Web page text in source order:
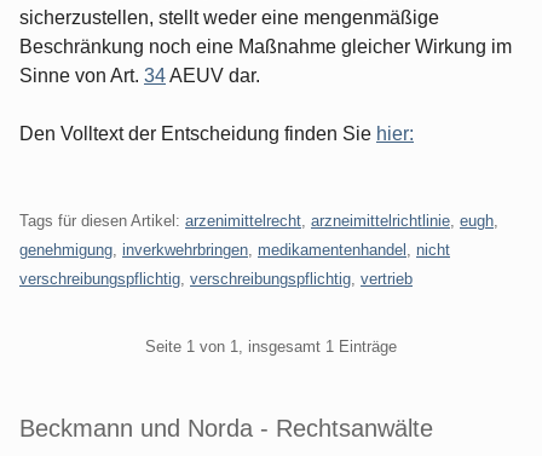
sicherzustellen, stellt weder eine mengenmäßige
Beschränkung noch eine Maßnahme gleicher Wirkung im
Sinne von Art. 34AEUV dar.
Den Volltext der Entscheidung finden Sie hier:
Tags für diesen Artikel: arzenimittelrecht arzneimittelrichtlinie eugh
genehmigung inverkwehrbringen medikamentenhandel
nicht
verschreibungspflichtig verschreibungspflichtig vertrieb
Seite 1 von 1, insgesamt 1 Einträge
Beckmann und Norda - Rechtsanwälte